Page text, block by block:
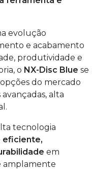
evolução
e acabamento
produtividade e
o NX-Disc Blue se
do mercado
alta
tecnologia
eficiente,
em
amplamente